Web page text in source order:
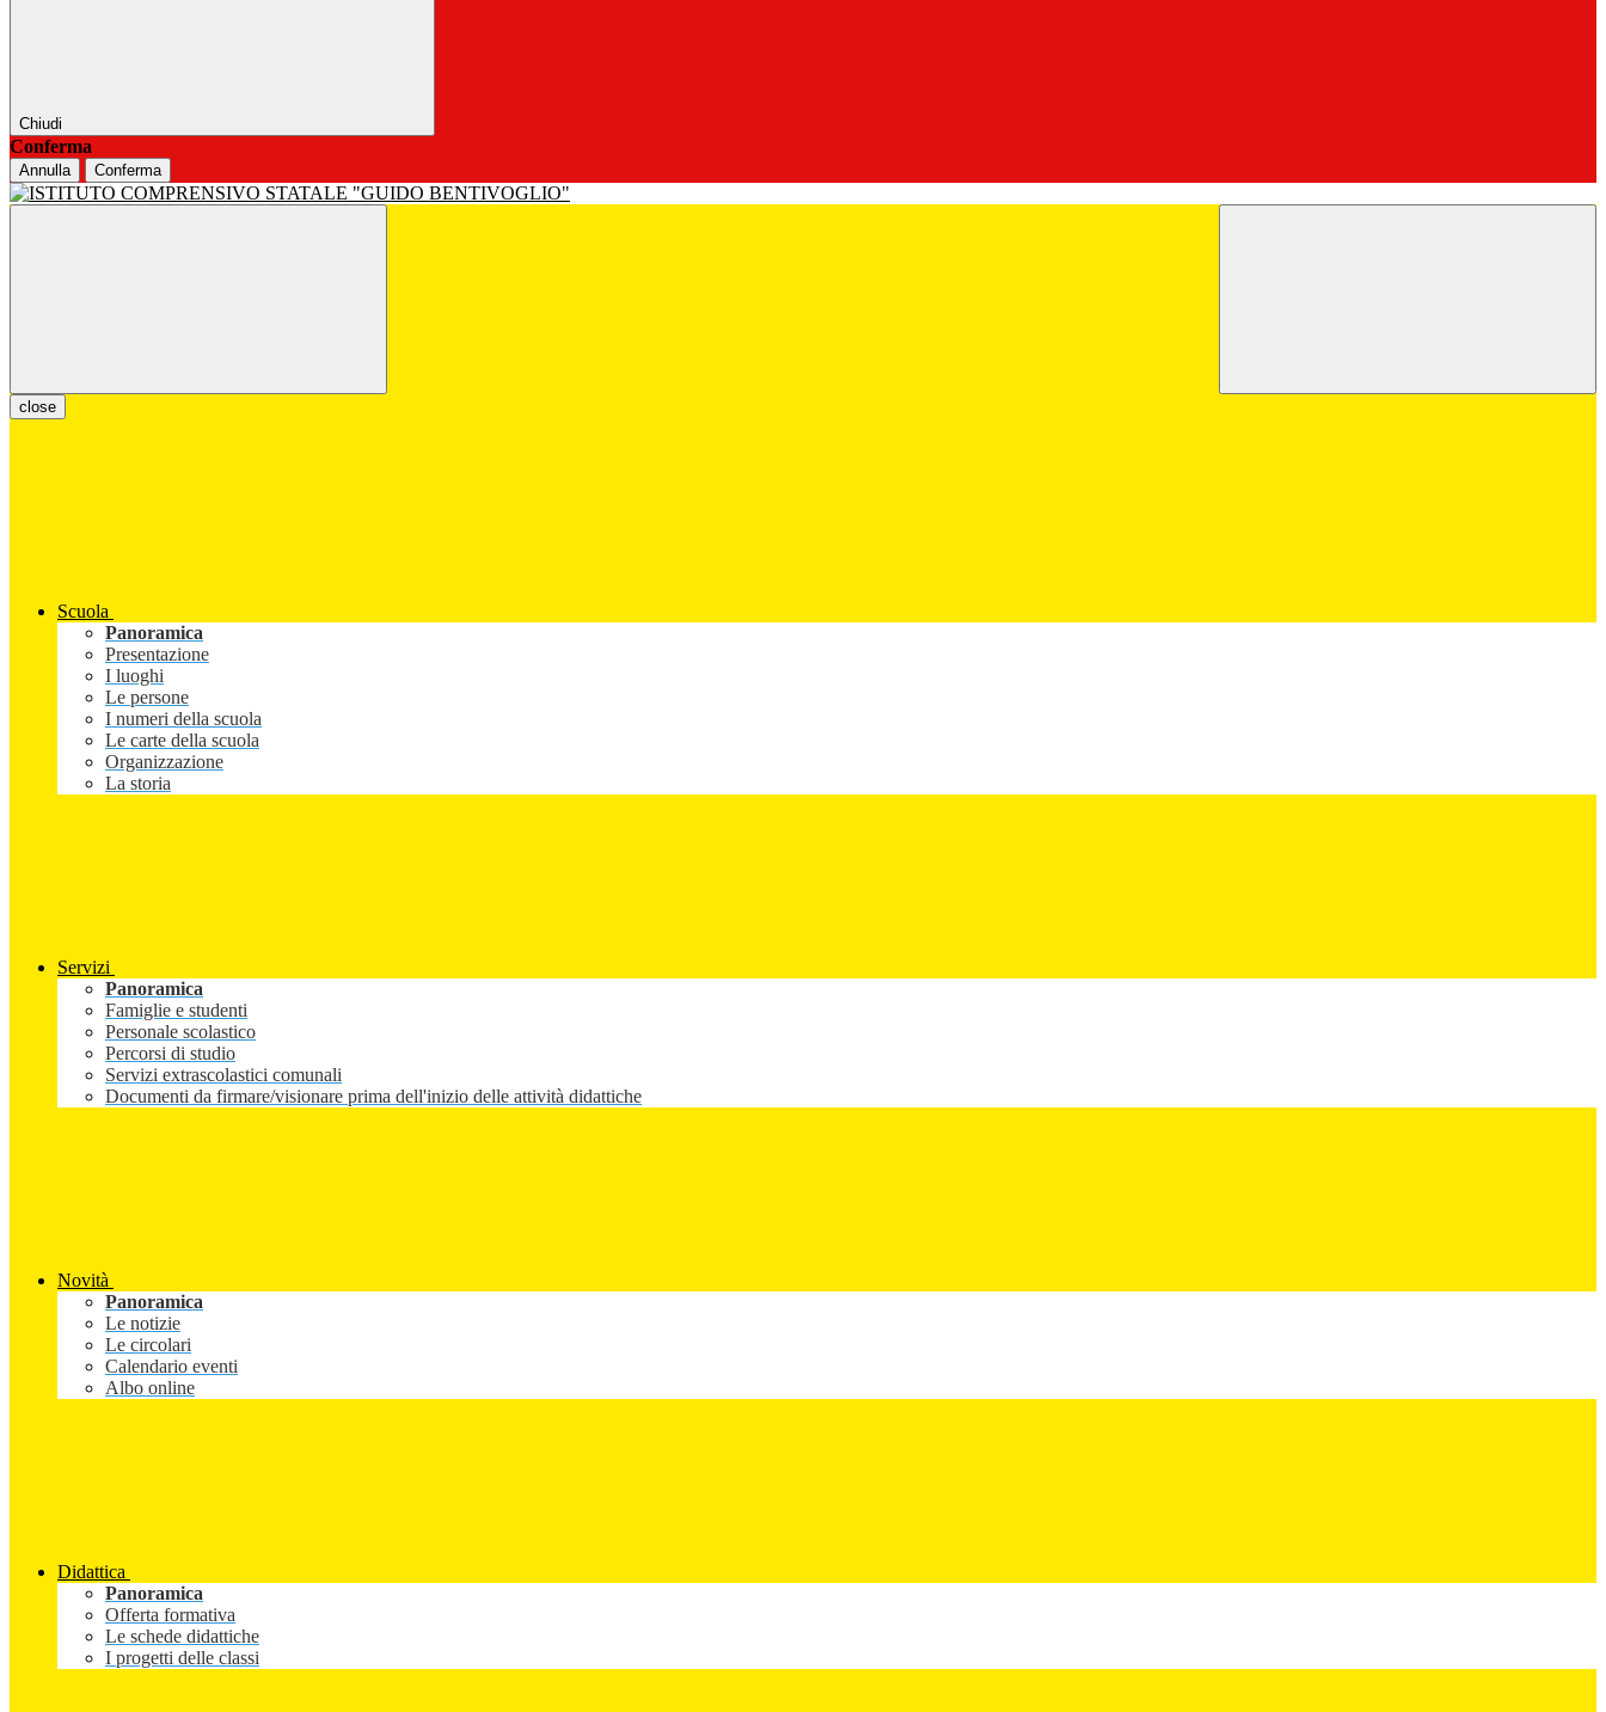
Chiudi
Conferma
Annulla Conferma
close
Scuola
Panoramica
Presentazione
I luoghi
Le persone
I numeri della scuola
Le carte della scuola
Organizzazione
La storia
Servizi
Panoramica
Famiglie e studenti
Personale scolastico
Percorsi di studio
Servizi extrascolastici comunali
Documenti da firmare/visionare prima dell'inizio delle attività didattiche
Novità
Panoramica
Le notizie
Le circolari
Calendario eventi
Albo online
Didattica
Panoramica
Offerta formativa
Le schede didattiche
I progetti delle classi